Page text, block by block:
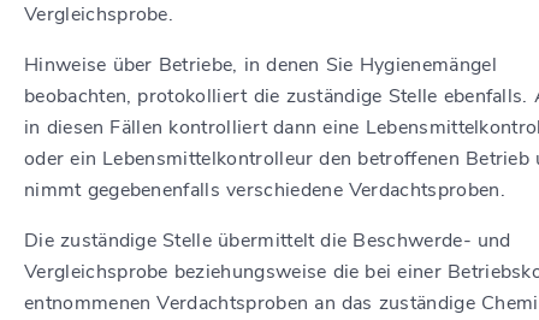
Vergleichsprobe.
Hinweise über Betriebe, in denen Sie Hygienemängel
beobachten, protokolliert die zuständige Stelle ebenfalls.
in diesen Fällen kontrolliert dann eine
oder ein Lebensmittelkontrolleur den betroffenen Betrieb
nimmt gegebenenfalls verschiedene Verdachtsproben.
Die zuständige Stelle übermittelt die Beschwerde- und
Vergleichsprobe beziehungsweise die bei einer
entnommenen Verdachtsproben an das zuständige